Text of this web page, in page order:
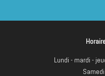
Lundi - mardi -